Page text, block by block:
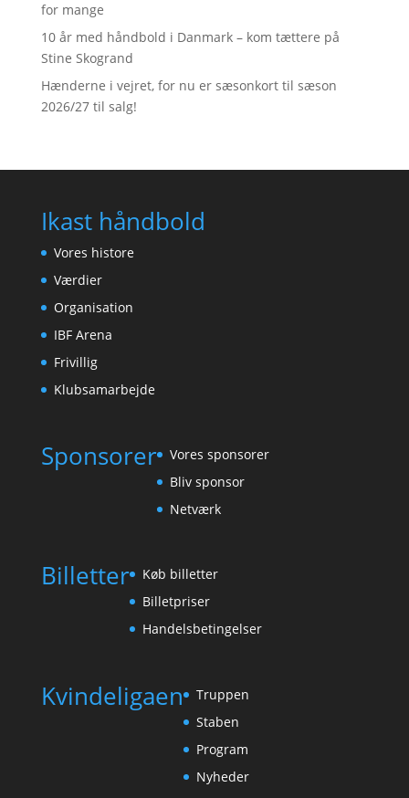
for mange
10 år med håndbold i Danmark – kom tættere på
Stine Skogrand
Hænderne i vejret, for nu er sæsonkort til sæson
2026/27 til salg!
Ikast håndbold
Vores histore
Værdier
Organisation
IBF Arena
Frivillig
Klubsamarbejde
Sponsorer
Vores sponsorer
Bliv sponsor
Netværk
Billetter
Køb billetter
Billetpriser
Handelsbetingelser
Kvindeligaen
Truppen
Staben
Program
Nyheder